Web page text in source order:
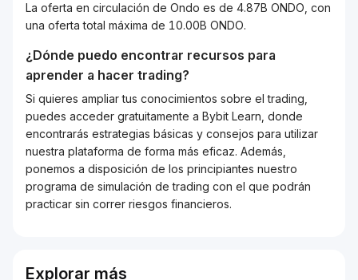
La oferta en circulación de Ondo es de 4.87B ONDO, con
una oferta total máxima de 10.00B ONDO.
¿Dónde puedo encontrar recursos para
aprender a hacer trading?
Si quieres ampliar tus conocimientos sobre el trading,
puedes acceder gratuitamente a Bybit Learn, donde
encontrarás estrategias básicas y consejos para utilizar
nuestra plataforma de forma más eficaz. Además,
ponemos a disposición de los principiantes nuestro
programa de simulación de trading con el que podrán
practicar sin correr riesgos financieros.
Explorar más